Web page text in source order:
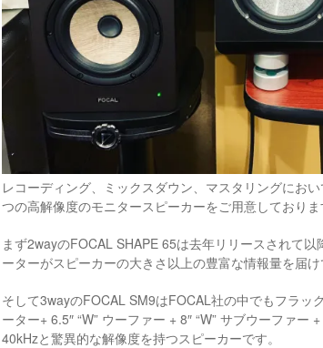
レコーディング、ミックスダウン、マスタリングにお
つの高解像度のモニタースピーカーをご用意しておりま
まず2wayのFOCAL SHAPE 65は去年リリースされて
ーターがスピーカーの大きさ以上の豊富な情報量を届け
そして3wayのFOCAL SM9はFOCAL社の中でもフラッ
ーター+ 6.5″ “W” ウーファー + 8″ “W” サブウーファ
40kHzと驚異的な解像度を持つスピーカーです。